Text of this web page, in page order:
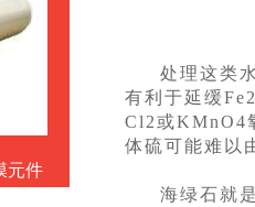
元件
处理这类
有利于延缓
Cl2或KMnO4
体硫可能难以
海绿石就